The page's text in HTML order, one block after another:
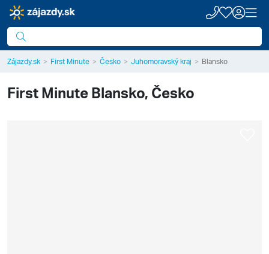
Zájazdy.sk First Minute Česko Juhomoravský kraj Blansko
First MinuteBlansko, Česko